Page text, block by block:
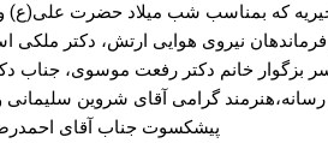
که بمناسب شب میلاد حضرت علی(ع) و
فرماندهان نیروی هوایی ارتش، دکتر ملکی
بزگوار خانم دکتر رفعت موسوی، جناب
گرامی آقای شروین سلیمانی
پیشکسوت جناب آقای